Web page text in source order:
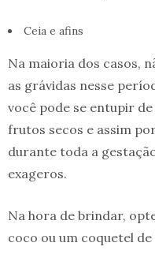
Ceia e afins
Na maioria dos casos,
as grávidas nesse
você pode se entupir
frutos secos e assim
durante toda a
exageros.
Na hora de brindar,
coco ou um coquetel